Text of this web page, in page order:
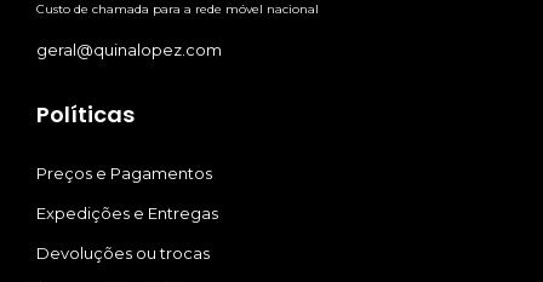
Custo de chamada para a rede móvel nacional
geral@quinalopez.com
Políticas
Preços e Pagamentos
Expedições e Entregas
Devoluções ou trocas